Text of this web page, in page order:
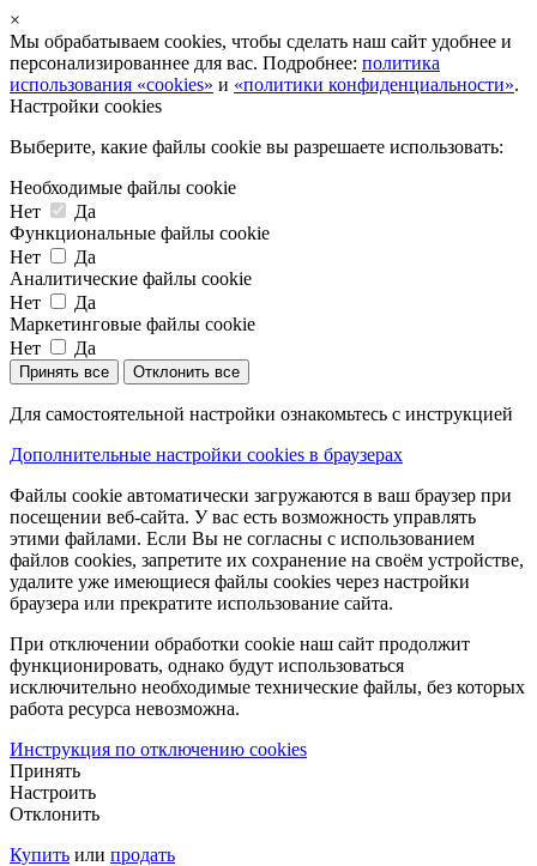
×
Мы обрабатываем cookies, чтобы сделать наш сайт удобнее и
персонализированнее для вас. Подробнее: политика
использования «cookies» и «политики конфиденциальности».
Настройки cookies
Выберите, какие файлы cookie вы разрешаете использовать:
Необходимые файлы cookie
Нет
Да
Функциональные файлы cookie
Нет
Да
Аналитические файлы cookie
Нет
Да
Маркетинговые файлы cookie
Нет
Да
Принять все Отклонить все
Для самостоятельной настройки ознакомьтесь с инструкцией
Дополнительные настройки cookies в браузерах
Файлы cookie автоматически загружаются в ваш браузер при
посещении веб-сайта. У вас есть возможность управлять
этими файлами. Если Вы не согласны с использованием
файлов cookies, запретите их сохранение на своём устройстве,
удалите уже имеющиеся файлы cookies через настройки
браузера или прекратите использование сайта.
При отключении обработки cookie наш сайт продолжит
функционировать, однако будут использоваться
исключительно необходимые технические файлы, без которых
работа ресурса невозможна.
Инструкция по отключению cookies
Принять
Настроить
Отклонить
Купить или продать